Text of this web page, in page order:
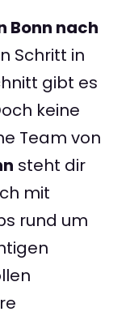
Bonn nach
Schritt in
gibt es
keine
Team von
steht dir
mit
rund um